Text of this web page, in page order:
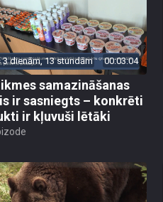
3 dienām, 13 stundām 00:03:04
samazināšanas
ir sasniegts – konkrēti
ir kļuvuši lētāki